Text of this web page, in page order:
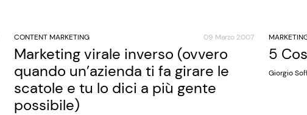
CONTENT MARKETING 09 Marzo 2007
Marketing virale inverso (ovvero
quando un’azienda ti fa girare le
scatole e tu lo dici a più gente
possibile)
5
Giorgio